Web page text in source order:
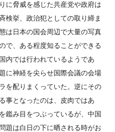
に脅威を感じた共産党や政府は
検挙、政治犯としての取り締ま
は日本の国会周辺で大量の写真
で、ある程度知ることができる
内では行われているようであ
に神経を尖らせ国際会議の会場
を配りまくっていた。逆にその
事となったのは、皮肉ではあ
鑑み目をつぶっているが、中国
題は白日の下に晒される時がお